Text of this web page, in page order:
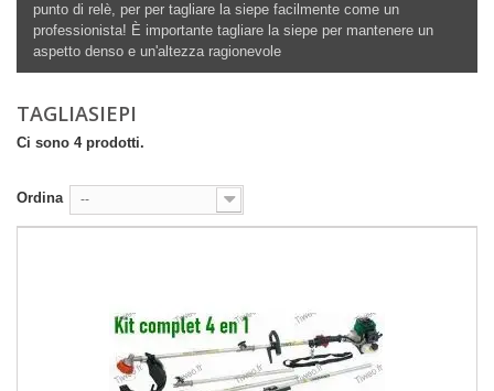
punto di relè, per per tagliare la siepe facilmente come un
professionista! È importante tagliare la siepe per mantenere un
aspetto denso e un'altezza ragionevole
TAGLIASIEPI
Ci sono 4 prodotti.
Ordina --